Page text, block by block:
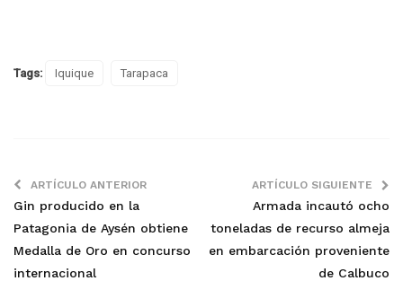
Tags: Iquique Tarapaca
ARTÍCULO ANTERIOR
Gin producido en la
Patagonia de Aysén obtiene
Medalla de Oro en concurso
internacional
ARTÍCULO SIGUIENTE
Armada incautó ocho
toneladas de recurso almeja
en embarcación proveniente
de Calbuco